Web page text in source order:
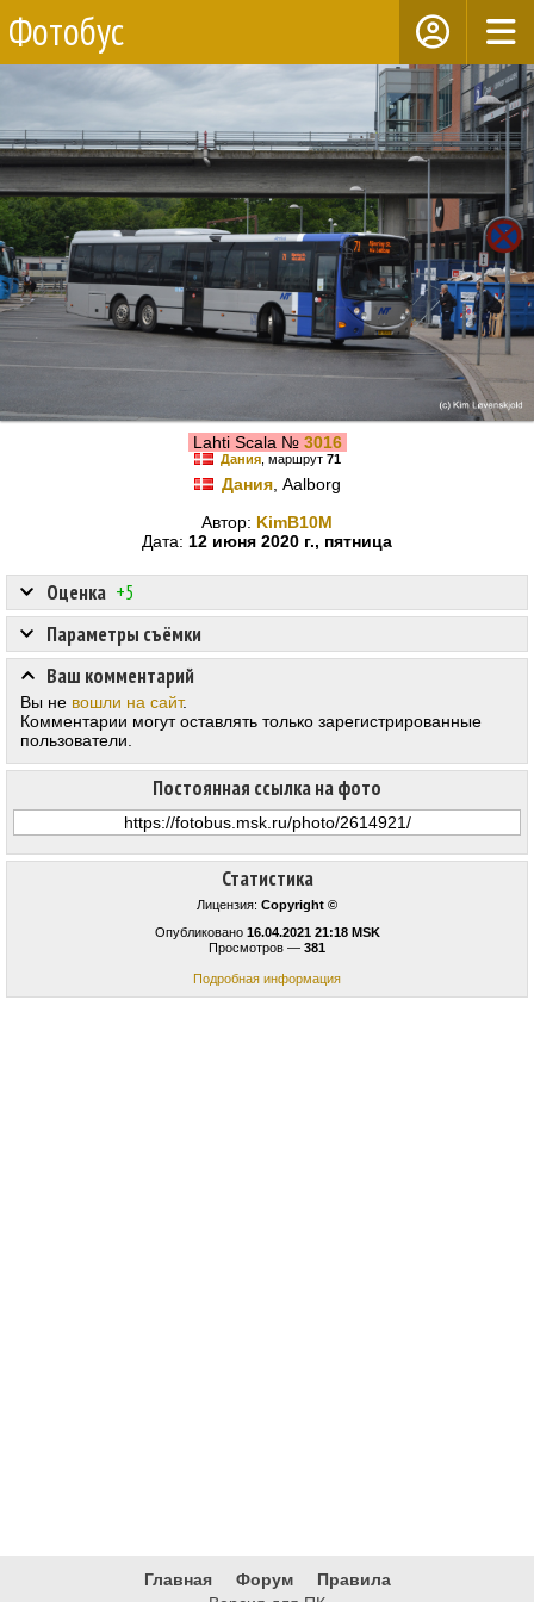
Фотобус
Lahti Scala № 3016
Дания, маршрут 71
Дания, Aalborg
Автор: KimB10M
Дата: 12 июня 2020 г., пятница
Статистика
Лицензия: Copyright ©
Опубликовано 16.04.2021 21:18 MSK
Просмотров — 381
Подробная информация
Оценка +5
Постоянная ссылка на фото
Параметры съёмки
Ваш комментарий
Вы не вошли на сайт.
Комментарии могут оставлять только зарегистрированные
пользователи.
Главная Форум
Правила